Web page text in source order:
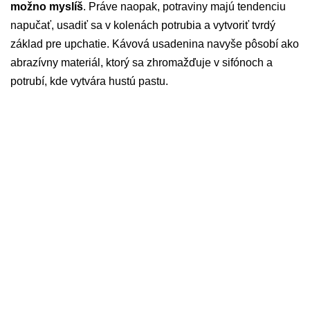
možno myslíš. Práve naopak, potraviny majú tendenciu
napučať, usadiť sa v kolenách potrubia a vytvoriť tvrdý
základ pre upchatie. Kávová usadenina navyše pôsobí ako
abrazívny materiál, ktorý sa zhromažďuje v sifónoch a
potrubí, kde vytvára hustú pastu.